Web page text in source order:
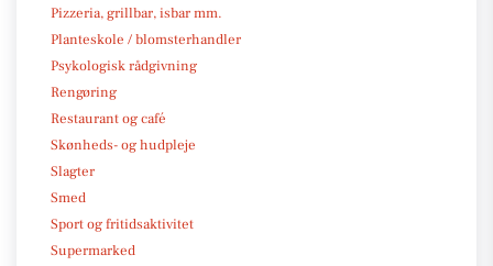
Pizzeria, grillbar, isbar mm.
Planteskole / blomsterhandler
Psykologisk rådgivning
Rengøring
Restaurant og café
Skønheds- og hudpleje
Slagter
Smed
Sport og fritidsaktivitet
Supermarked